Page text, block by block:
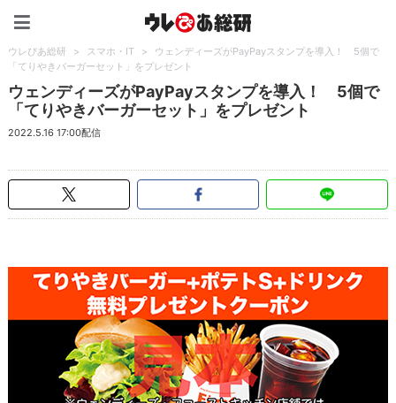
ウレぴあ総研 > スマホ・IT >
ウェンディーズがPayPayスタンプを導入！ 5個で
「てりやきバーガーセット」をプレゼント
ウェンディーズがPayPayスタンプを導入！ 5個で
「てりやきバーガーセット」をプレゼント
2022.5.16 17:00配信